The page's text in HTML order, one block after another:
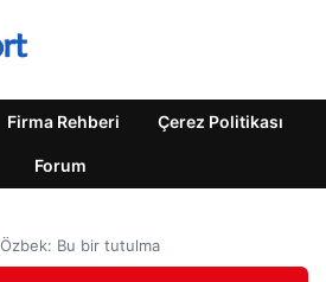
Firma Rehberi Çerez Politikası
Forum
Bu bir tutulma